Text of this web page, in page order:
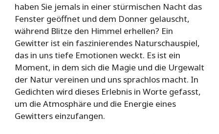
haben Sie jemals in einer stürmischen Nacht das
Fenster geöffnet und dem Donner gelauscht,
während Blitze den Himmel erhellen? Ein
Gewitter ist ein faszinierendes Naturschauspiel,
das in uns tiefe Emotionen weckt. Es ist ein
Moment, in dem sich die Magie und die Urgewalt
der Natur vereinen und uns sprachlos macht. In
Gedichten wird dieses Erlebnis in Worte gefasst,
um die Atmosphäre und die Energie eines
Gewitters einzufangen.